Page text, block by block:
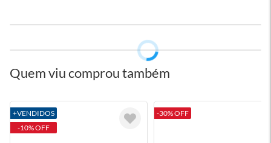
Quem viu comprou também
+VENDIDOS
-10% OFF
-30% OFF